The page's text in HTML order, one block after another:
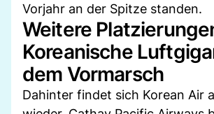
Vorjahr an der Spitze standen.
Weitere
Koreanische
dem Vormarsch
Dahinter findet sich Korean Air